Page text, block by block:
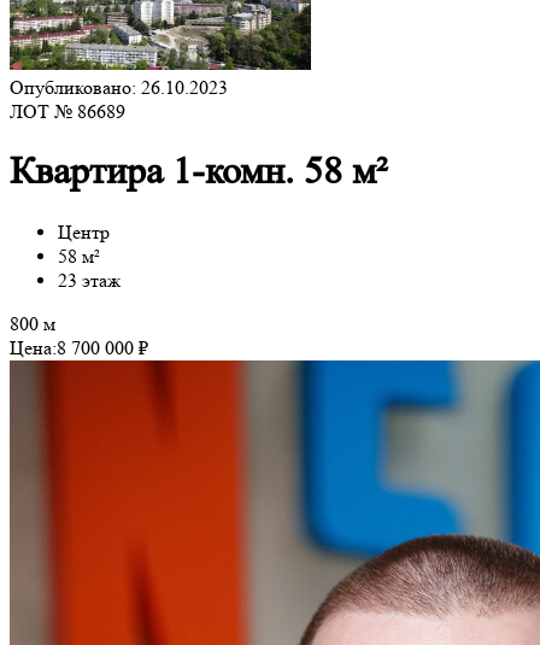
Опубликовано: 26.10.2023
ЛОТ № 86689
Квартира 1-комн. 58 м²
Центр
58 м²
23 этаж
800 м
Цена:8 700 000 ₽